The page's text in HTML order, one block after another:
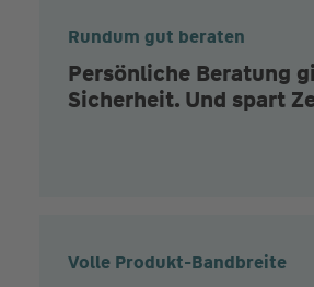
Rundum gut beraten
Persönliche Beratung
Sicherheit. Und spart
Volle Produkt-Bandbreite